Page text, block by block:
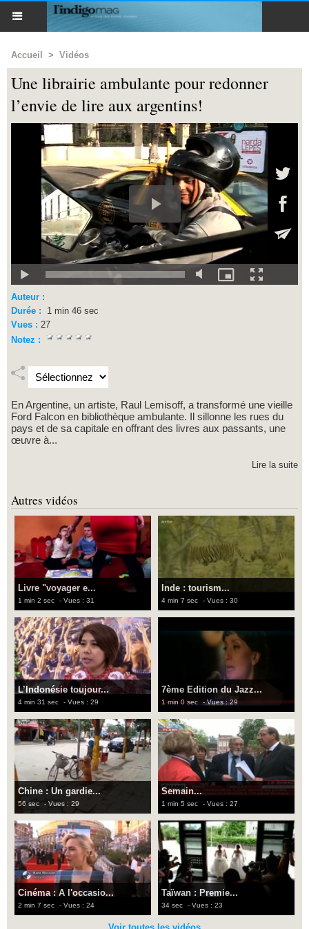
Accueil > Vidéos
Une librairie ambulante pour redonner
l’envie de lire aux argentins!
Auteur :
Durée :
1 min 46 sec
Vues : 27
Notez :
En Argentine, un artiste, Raul Lemisoff, a transformé une vieille
Ford Falcon en bibliothèque ambulante. Il sillonne les rues du
pays et de sa capitale en offrant des livres aux passants, une
œuvre à...
Lire la suite
Autres vidéos
Livre "voyager e...
1 min 2 sec - Vues : 31
Inde : tourism...
4 min 7 sec - Vues : 30
L’Indonésie toujour...
4 min 31 sec - Vues : 29
7ème Edition du Jazz...
1 min 0 sec - Vues : 29
Chine : Un gardie...
56 sec - Vues : 29
Semain...
1 min 5 sec - Vues : 27
Cinéma : A l'occasio...
2 min 7 sec - Vues : 24
Taïwan : Premie...
34 sec - Vues : 23